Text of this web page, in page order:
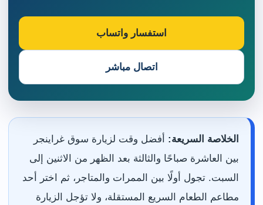
استفسار واتساب
اتصال مباشر
الخلاصة السريعة: أفضل وقت لزيارة سوق غراينجر
بين العاشرة صباحًا والثالثة بعد الظهر من الاثنين إلى
السبت. تجول أولًا بين الممرات والمتاجر، ثم اختر أحد
مطاعم الطعام السريع المستقلة، ولا تؤجل الزيارة